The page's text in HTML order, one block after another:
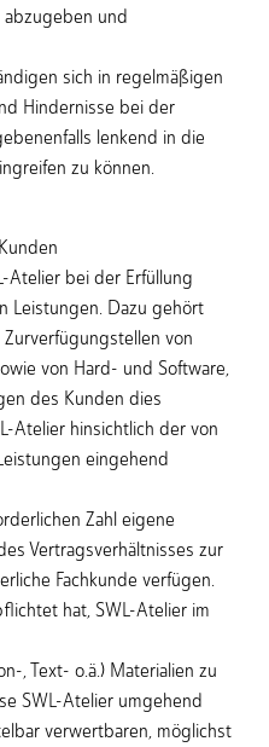
abzugeben und
sich in regelmäßigen
Hindernisse bei der
lenkend in die
zu können.
Atelier bei der Erfüllung
Leistungen. Dazu gehört
von
von Hard- und Software,
des Kunden dies
Atelier hinsichtlich der von
eingehend
Zahl eigene
Vertragsverhältnisses zur
Fachkunde verfügen.
hat, SWL-Atelier im
, Text- o.ä.) Materialien zu
SWL-Atelier umgehend
verwertbaren, möglichst